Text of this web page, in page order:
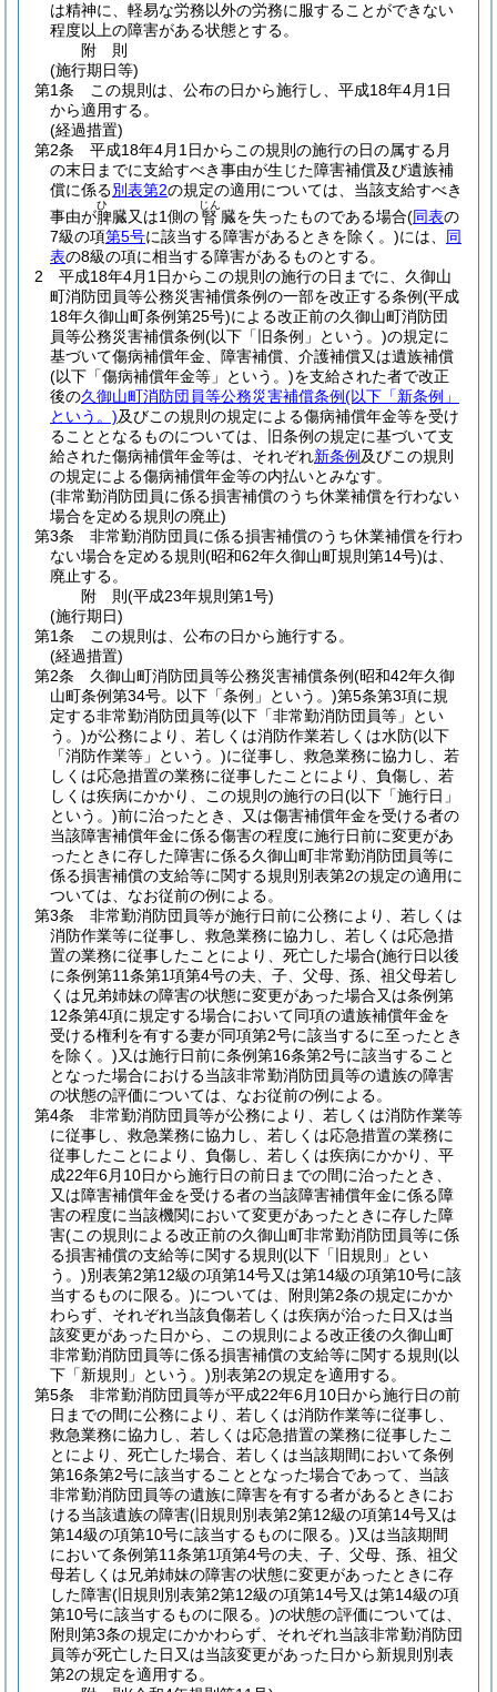
は精神に、軽易な労務以外の労務に服することができない
程度以上の障害がある状態とする。
附 則
(施行期日等)
第1条
この規則は、公布の日から施行し、平成18年4月1日
から適用する。
(経過措置)
第2条
平成18年4月1日からこの規則の施行の日の属する月
の末日までに支給すべき事由が生じた障害補償及び遺族補
償に係る別表第2の規定の適用については、当該支給すべき
事由が脾
ひ
臓又は1側の腎
じん
臓を失ったものである場合(同表の
7級の項第5号に該当する障害があるときを除く。)には、 同
表の8級の項に相当する障害があるものとする。
2
平成18年4月1日からこの規則の施行の日までに、久御山
町消防団員等公務災害補償条例の一部を改正する条例(平成
18年久御山町条例第25号)による改正前の久御山町消防団
員等公務災害補償条例(以下「旧条例」という。)の規定に
基づいて傷病補償年金、障害補償、介護補償又は遺族補償
(以下「傷病補償年金等」という。)を支給された者で改正
後の久御山町消防団員等公務災害補償条例(以下「新条例」
という。)及びこの規則の規定による傷病補償年金等を受け
ることとなるものについては、旧条例の規定に基づいて支
給された傷病補償年金等は、それぞれ新条例 及びこの規則
の規定による傷病補償年金等の内払いとみなす。
(非常勤消防団員に係る損害補償のうち休業補償を行わない
場合を定める規則の廃止)
第3条
非常勤消防団員に係る損害補償のうち休業補償を行わ
ない場合を定める規則 (昭和62年久御山町規則第14号)は、
廃止する。
附 則(平成23年規則第1号)
(施行期日)
第1条
この規則は、公布の日から施行する。
(経過措置)
第2条
久御山町消防団員等公務災害補償条例(昭和42年久御
山町条例第34号。以下「条例」という。)第5条第3項に規
定する非常勤消防団員等(以下「非常勤消防団員等」とい
う。)が公務により、若しくは消防作業若しくは水防(以下
「消防作業等」という。)に従事し、救急業務に協力し、若
しくは応急措置の業務に従事したことにより、負傷し、若
しくは疾病にかかり、この規則の施行の日(以下「施行日」
という。)前に治ったとき、又は傷害補償年金を受ける者の
当該障害補償年金に係る傷害の程度に施行日前に変更があ
ったときに存した障害に係る久御山町非常勤消防団員等に
係る損害補償の支給等に関する規則別表第2の規定の適用に
ついては、なお従前の例による。
第3条
非常勤消防団員等が施行日前に公務により、若しくは
消防作業等に従事し、救急業務に協力し、若しくは応急措
置の業務に従事したことにより、死亡した場合(施行日以後
に条例第11条第1項第4号の夫、子、父母、孫、祖父母若し
くは兄弟姉妹の障害の状態に変更があった場合又は条例第
12条第4項に規定する場合において同項の遺族補償年金を
受ける権利を有する妻が同項第2号に該当するに至ったとき
を除く。)又は施行日前に条例第16条第2号に該当すること
となった場合における当該非常勤消防団員等の遺族の障害
の状態の評価については、なお従前の例による。
第4条
非常勤消防団員等が公務により、若しくは消防作業等
に従事し、救急業務に協力し、若しくは応急措置の業務に
従事したことにより、負傷し、若しくは疾病にかかり、平
成22年6月10日から施行日の前日までの間に治ったとき、
又は障害補償年金を受ける者の当該障害補償年金に係る障
害の程度に当該機関において変更があったときに存した障
害(この規則による改正前の久御山町非常勤消防団員等に係
る損害補償の支給等に関する規則 (以下「旧規則」とい
う。)別表第2第12級の項第14号又は第14級の項第10号に該
当するものに限る。)については、附則第2条の規定にかか
わらず、それぞれ当該負傷若しくは疾病が治った日又は当
該変更があった日から、この規則による改正後の久御山町
非常勤消防団員等に係る損害補償の支給等に関する規則 (以
下「新規則」という。)別表第2の規定を適用する。
第5条
非常勤消防団員等が平成22年6月10日から施行日の前
日までの間に公務により、若しくは消防作業等に従事し、
救急業務に協力し、若しくは応急措置の業務に従事したこ
とにより、死亡した場合、若しくは当該期間において条例
第16条第2号に該当することとなった場合であって、当該
非常勤消防団員等の遺族に障害を有する者があるときにお
ける当該遺族の障害(旧規則別表第2第12級の項第14号又は
第14級の項第10号に該当するものに限る。)又は当該期間
において条例第11条第1項第4号の夫、子、父母、孫、祖父
母若しくは兄弟姉妹の障害の状態に変更があったときに存
した障害(旧規則別表第2第12級の項第14号又は第14級の項
第10号に該当するものに限る。)の状態の評価については、
附則第3条の規定にかかわらず、それぞれ当該非常勤消防団
員等が死亡した日又は当該変更があった日から新規則別表
第2の規定を適用する。